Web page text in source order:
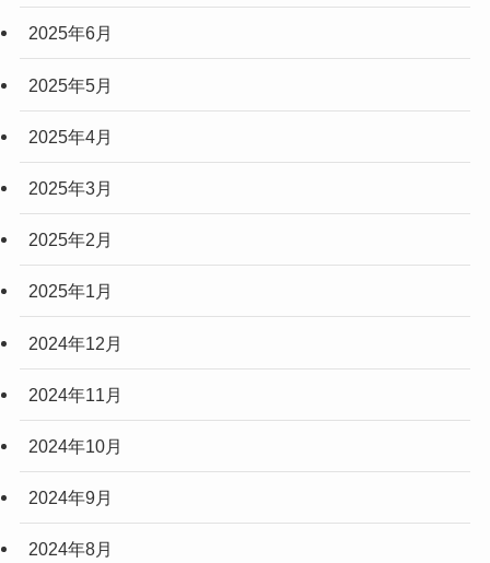
2025年6月
2025年5月
2025年4月
2025年3月
2025年2月
2025年1月
2024年12月
2024年11月
2024年10月
2024年9月
2024年8月